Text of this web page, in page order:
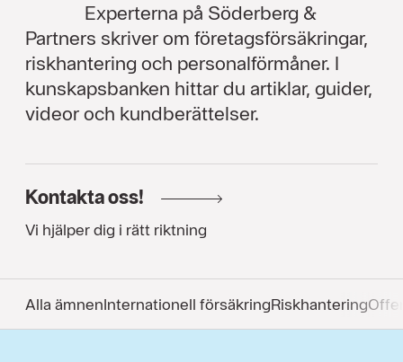
Experterna på Söderberg &
Partners skriver om företagsförsäkringar,
riskhantering och personalförmåner. I
kunskapsbanken hittar du artiklar, guider,
videor och kundberättelser.
Kontakta oss!
Vi hjälper dig i rätt riktning
Alla ämnenInternationell försäkringRiskhantering